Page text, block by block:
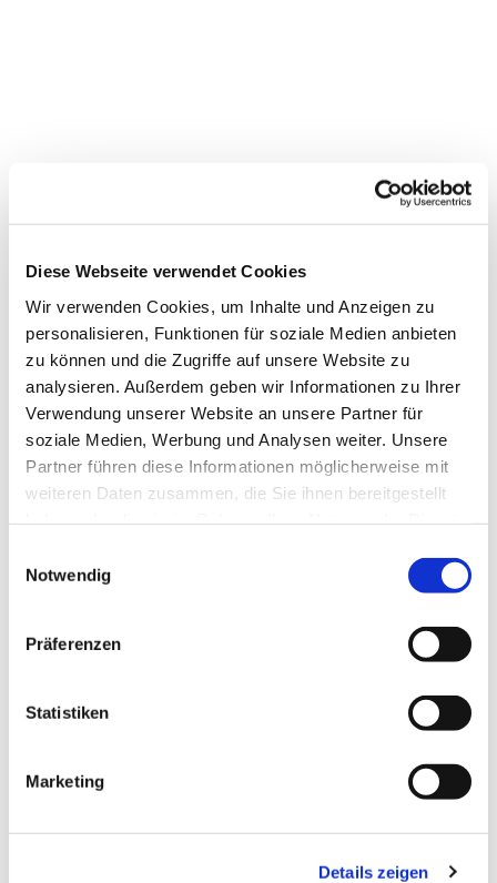
Diese Webseite verwendet Cookies
Wir verwenden Cookies, um Inhalte und Anzeigen zu
personalisieren, Funktionen für soziale Medien anbieten
zu können und die Zugriffe auf unsere Website zu
analysieren. Außerdem geben wir Informationen zu Ihrer
Verwendung unserer Website an unsere Partner für
soziale Medien, Werbung und Analysen weiter. Unsere
Partner führen diese Informationen möglicherweise mit
weiteren Daten zusammen, die Sie ihnen bereitgestellt
Notwendig
Präferenzen
Statistiken
Marketing
Details zeigen
Dies könnte Sie auch
interessieren